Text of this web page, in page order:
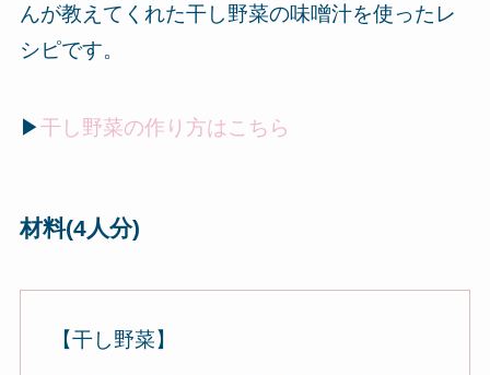
んが教えてくれた干し野菜の味噌汁を使ったレ
シピです。
▶干し野菜の作り方はこちら
材料(4人分)
【干し野菜】